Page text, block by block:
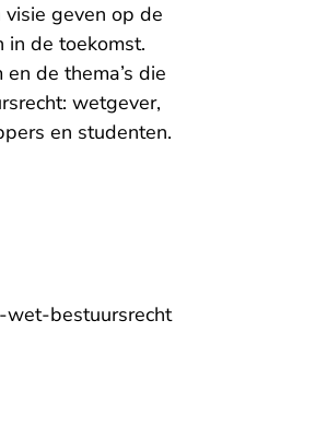
geven op de
in de toekomst.
de thema’s die
wetgever,
en studenten.
wet-bestuursrecht- U verlaat